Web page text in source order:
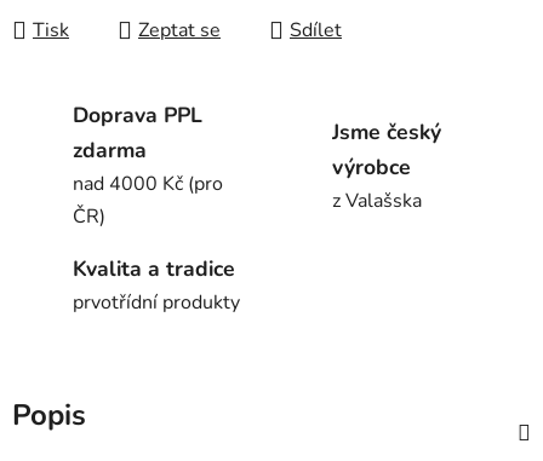
Tisk Zeptat se Sdílet
Doprava PPL
zdarma
nad 4000 Kč (pro
ČR)
Jsme český
výrobce
z Valašska
Kvalita a tradice
prvotřídní produkty
Popis